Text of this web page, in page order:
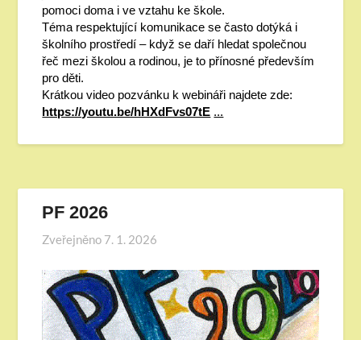
pomoci doma i ve vztahu ke škole.
Téma respektující komunikace se často dotýká i
školního prostředí – když se daří hledat společnou
řeč mezi školou a rodinou, je to přínosné především
pro děti.
Krátkou video pozvánku k webináři najdete zde:
https://youtu.be/hHXdFvs07tE ...
PF 2026
Zveřejněno 7. 1. 2026